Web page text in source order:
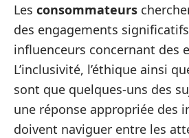
Les consommateurs
des engagements
influenceurs concernant des
L’inclusivité, l’éthique ainsi
sont que quelques-uns des
une réponse appropriée des
doivent naviguer entre les